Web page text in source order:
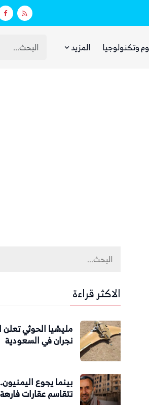
وتكنولوجيا المزيد
الاكثر قراءة
مليشيا الحوثي
نجران في السعودية
بينما يجوع
تتقاسم عقارات